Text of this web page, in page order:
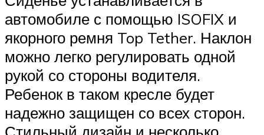
автомобиле с помощью ISOFIX и
якорного ремня Top Tether. Наклон
можно легко регулировать одной
рукой со стороны водителя.
Ребенок в таком кресле будет
надежно защищен со всех сторон.